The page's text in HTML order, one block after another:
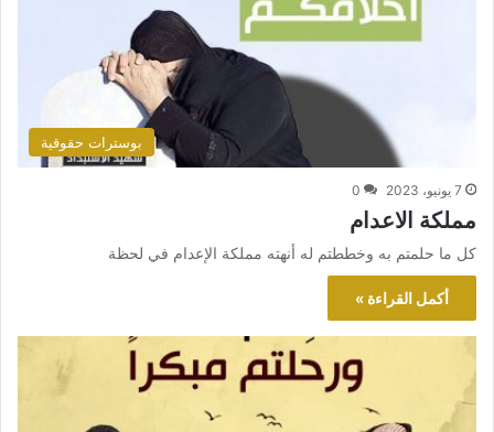
بوسترات حقوقية
7 يونيو، 2023 0
مملكة الاعدام
كل ما حلمتم به وخططتم له أنهته مملكة الإعدام في لحظة
أكمل القراءة »